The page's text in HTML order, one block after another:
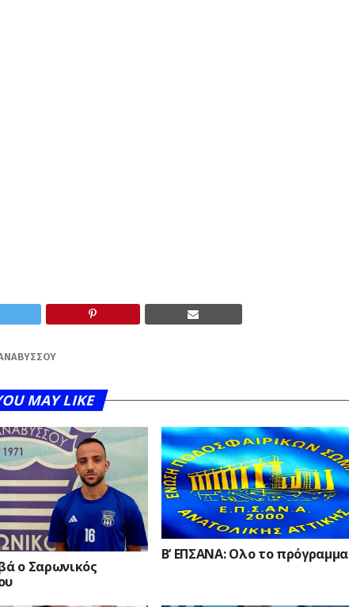
MAY LIKE
ο Σαρωνικός
Β’ ΕΠΣΑΝΑ: Ολο το πρόγραμμα